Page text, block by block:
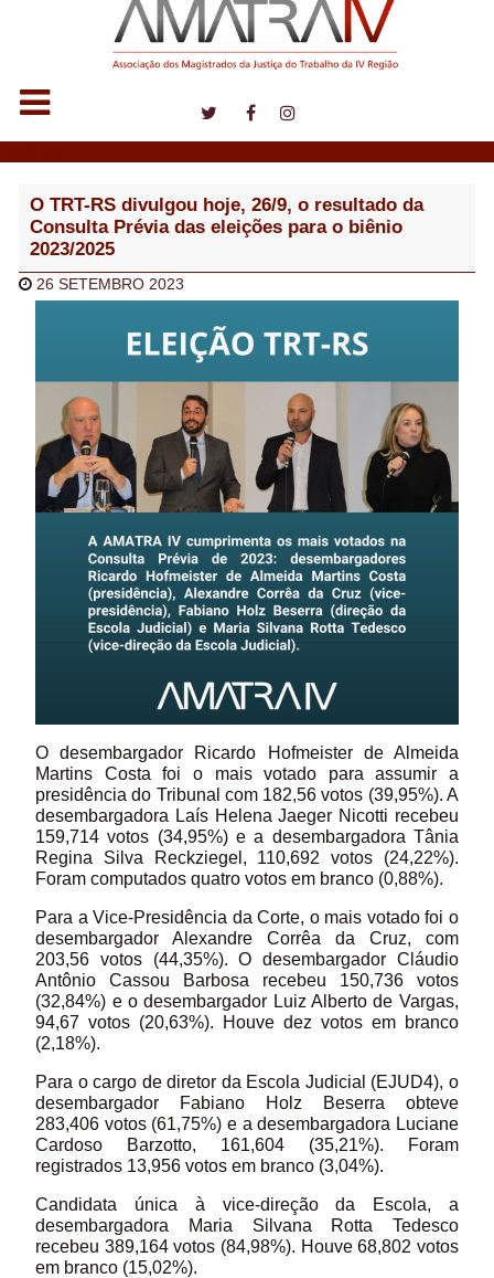
O TRT-RS divulgou hoje, 26/9, o resultado da
Consulta Prévia das eleições para o biênio
2023/2025
26 SETEMBRO 2023
O desembargador Ricardo Hofmeister de Almeida
Martins Costa foi o mais votado para assumir a
presidência do Tribunal com 182,56 votos (39,95%). A
desembargadora Laís Helena Jaeger Nicotti recebeu
159,714 votos (34,95%) e a desembargadora Tânia
Regina Silva Reckziegel, 110,692 votos (24,22%).
Foram computados quatro votos em branco (0,88%).
Para a Vice-Presidência da Corte, o mais votado foi o
desembargador Alexandre Corrêa da Cruz, com
203,56 votos (44,35%). O desembargador Cláudio
Antônio Cassou Barbosa recebeu 150,736 votos
(32,84%) e o desembargador Luiz Alberto de Vargas,
94,67 votos (20,63%). Houve dez votos em branco
(2,18%).
Para o cargo de diretor da Escola Judicial (EJUD4), o
desembargador Fabiano Holz Beserra obteve
283,406 votos (61,75%) e a desembargadora Luciane
Cardoso Barzotto, 161,604 (35,21%). Foram
registrados 13,956 votos em branco (3,04%).
Candidata única à vice-direção da Escola, a
desembargadora Maria Silvana Rotta Tedesco
recebeu 389,164 votos (84,98%). Houve 68,802 votos
em branco (15,02%).